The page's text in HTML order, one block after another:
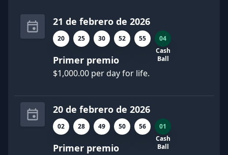
21 de febrero de 2026
20 25 30 52
55
Cash
Ball
04
Primer premio
$1,000.00 per day for life.
20 de febrero de 2026
02 28 49 50
56
Cash
Ball
01
Primer premio